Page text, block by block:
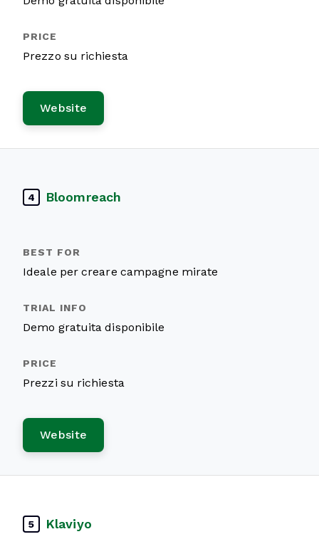
Prezzo su richiesta
Website
4 Bloomreach
Ideale per creare campagne mirate
Demo gratuita disponibile
Prezzi su richiesta
Website
5 Klaviyo